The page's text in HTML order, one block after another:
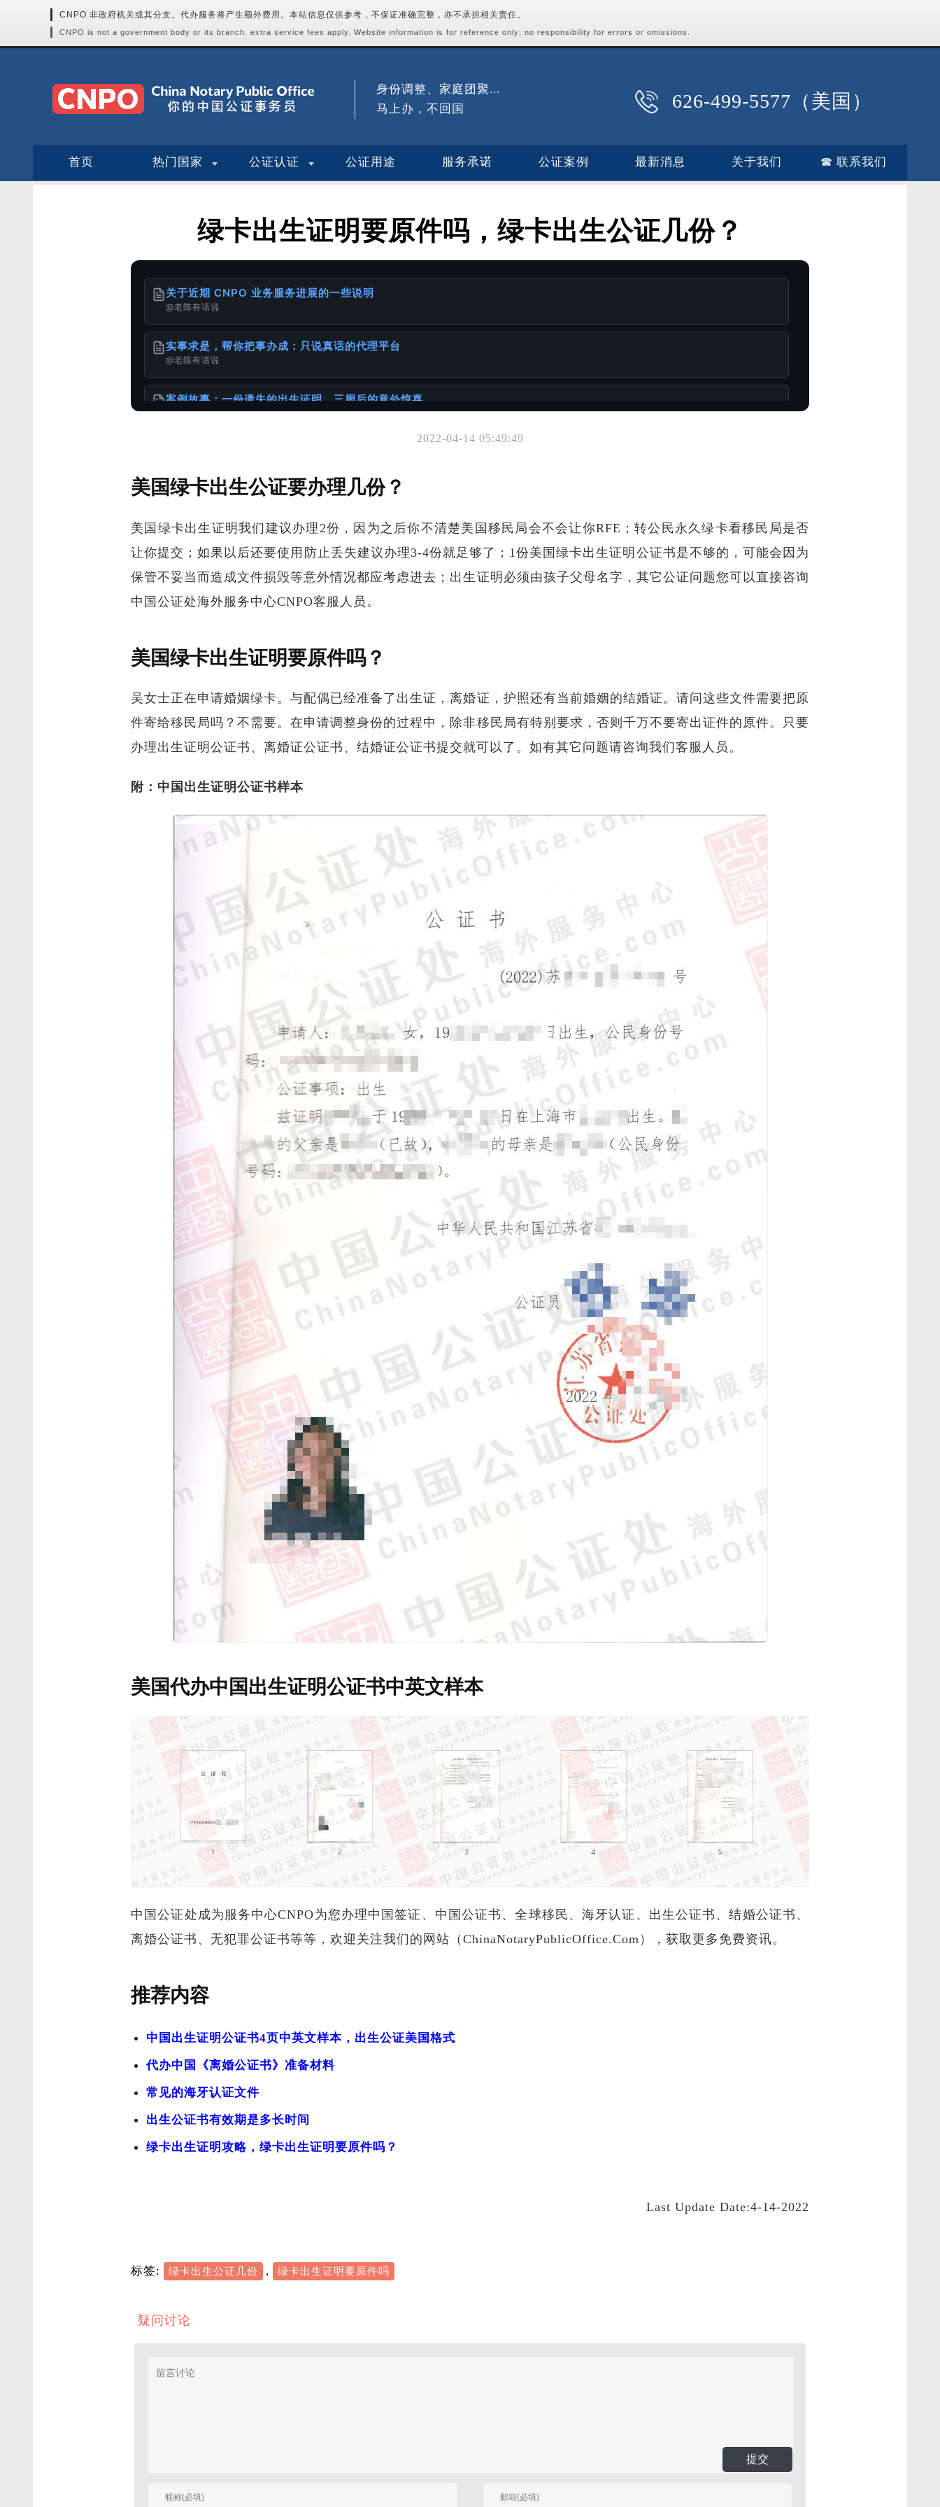
CNPO 非政府机关或其分支。代办服务将产生额外费用。本站信息仅供参考，不保证准确完整，亦不承担相关责任。
CNPO is not a government body or its branch. extra service fees apply. Website information is for reference only; no responsibility for errors or omissions.
626-499-5577（美国）
身份调整、家庭团聚...
马上办，不回国
首页 热门国家 公证认证 公证用途 服务承诺 公证案例 最新消息 关于我们 ☎ 联系我们
绿卡出生证明要原件吗，绿卡出生公证几份？
关于近期 CNPO 业务服务进展的一些说明
@老陈有话说
实事求是，帮你把事办成：只说真话的代理平台
@老陈有话说
案例故事：一份遗失的出生证明，三周后的意外惊喜
@老陈有话说
你可能也喜欢
港台身份办理国内的无犯罪公证书
@样本库
服务使用说明书
离婚的话 DS-3053 还需要另外一方签名吗？
@老陈有话说
2022-04-14 05:49:49
美国绿卡出生公证要办理几份？
美国绿卡出生证明我们建议办理2份，因为之后你不清楚美国移民局会不会让你RFE；转公民永久绿卡看移民局是否
让你提交；如果以后还要使用防止丢失建议办理3-4份就足够了；1份美国绿卡出生证明公证书是不够的，可能会因为
保管不妥当而造成文件损毁等意外情况都应考虑进去；出生证明必须由孩子父母名字，其它公证问题您可以直接咨询
中国公证处海外服务中心CNPO客服人员。
美国绿卡出生证明要原件吗？
吴女士正在申请婚姻绿卡。与配偶已经准备了出生证，离婚证，护照还有当前婚姻的结婚证。请问这些文件需要把原
件寄给移民局吗？不需要。在申请调整身份的过程中，除非移民局有特别要求，否则千万不要寄出证件的原件。只要
办理出生证明公证书、离婚证公证书、结婚证公证书提交就可以了。如有其它问题请咨询我们客服人员。
附：中国出生证明公证书样本
美国代办中国出生证明公证书中英文样本
中国公证处成为服务中心CNPO为您办理中国签证、中国公证书、全球移民、海牙认证、出生公证书、结婚公证书、
离婚公证书、无犯罪公证书等等，欢迎关注我们的网站（ChinaNotaryPublicOffice.Com），获取更多免费资讯。
推荐内容
中国出生证明公证书4页中英文样本，出生公证美国格式
代办中国《离婚公证书》准备材料
常见的海牙认证文件
出生公证书有效期是多长时间
绿卡出生证明攻略，绿卡出生证明要原件吗？
Last Update Date:4-14-2022
标签: 绿卡出生公证几份 , 绿卡出生证明要原件吗
疑问讨论
提交